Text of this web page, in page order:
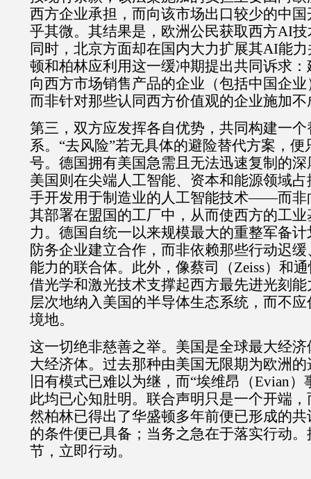
西方企业承担，而向该市场出口较少的中
乎其微。其结果是，欧洲公民获取西方AI技
同时，北京方面却在国内大力扩展其AI能力
顿和柏林应利用这一缓冲期提出共同诉求
向西方市场销售产品的企业（包括中国企
而非针对那些认同西方价值观的企业施加
第三，双方应发挥各自优势，共同构建一
系。“去风险”若无具体的避险替代方案，
号。德国拥有美国急需且无法迅速复制的
美国则在尖端人工智能、资本和能源领域
手开发用于制造业的人工智能技术——而
其部署在盟国的工厂中，从而使西方的工
力。德国自统一以来规模最大的重整军备
防务企业建立合作，而非依赖那些行动迟
能力的联合体。此外，像蔡司（Zeiss）和
借光学和激光技术支撑起西方最先进光刻
层次地纳入美国的半导体生态系统，而不
境地。
这一切绝非慈善之举。美国是全球最大经
大经济体。过去那种由美国无限期为欧洲
旧有模式已难以为继，而“埃维昂（Evian）
此均已心知肚明。联合声明只是一个开端
然柏林已得出了华盛顿多年前便已形成的
的条件便已具备；当务之急在于落实行动
节，立即行动。